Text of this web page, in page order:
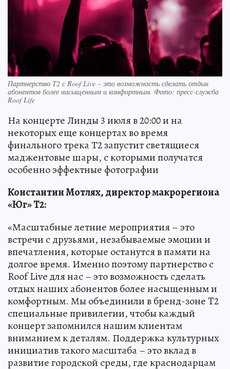
Партнерство T2 с Roof Live – это возможность сделать отдых
абонентов более насыщенным и комфортным. Фото: пресс-служба
Roof Life
На концерте Линды 3 июля в 20:00 и на
некоторых еще концертах во время
финального трека Т2 запустит светящиеся
маджентовые шары, с которыми получатся
особенно эффектные фотографии
Константин Мотлях, директор макрорегиона
«Юг» T2:
«Масштабные летние мероприятия – это
встречи с друзьями, незабываемые эмоции и
впечатления, которые останутся в памяти на
долгое время. Именно поэтому партнерство с
Roof Live для нас – это возможность сделать
отдых наших абонентов более насыщенным и
комфортным. Мы объединили в бренд-зоне T2
специальные привилегии, чтобы каждый
концерт запомнился нашим клиентам
вниманием к деталям. Поддержка культурных
инициатив такого масштаба – это вклад в
развитие городской среды, где краснодарцам